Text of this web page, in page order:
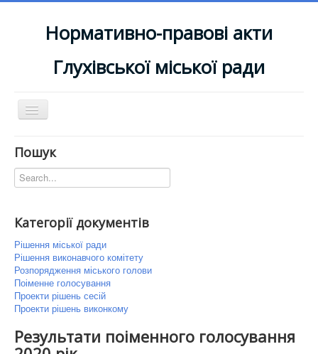
Нормативно-правові акти
Глухівської міської ради
Перемикач
навігації
До офіційного сайту
Пошук
Категорії документів
Рішення міської ради
Рішення виконавчого комітету
Розпорядження міського голови
Поіменне голосування
Проекти рішень сесій
Проекти рішень виконкому
Результати поіменного голосування